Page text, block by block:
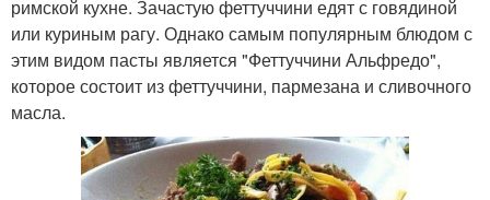
римской кухне. Зачастую феттуччини едят с говядиной
или куриным рагу. Однако самым популярным блюдом с
этим видом пасты является "Феттуччини Альфредо",
которое состоит из феттуччини, пармезана и сливочного
масла.